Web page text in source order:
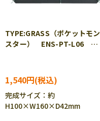
TYPE:GRASS（ポケットモン
スター） ENS-PT-L06
1,540円
完成サイズ：約
H100×W160×D42mm